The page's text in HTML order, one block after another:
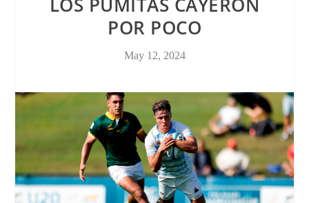
POR POCO
May 12, 2024